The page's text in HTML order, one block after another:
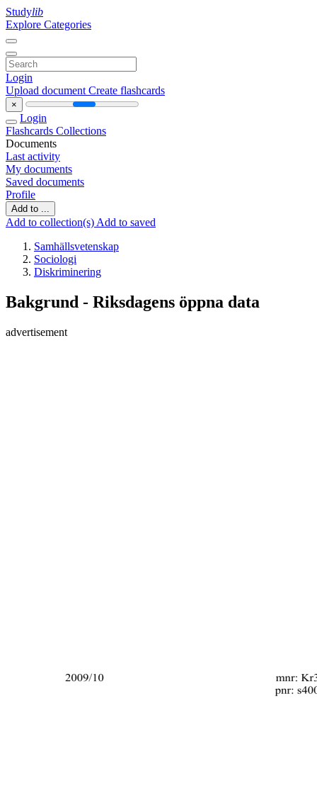
Studylib
Explore Categories
Login
Upload document Create flashcards
×
Login
Flashcards Collections
Documents
Last activity
My documents
Saved documents
Profile
Add to ...
Add to collection(s) Add to saved
Samhällsvetenskap
Sociologi
Diskriminering
Bakgrund - Riksdagens öppna data
advertisement